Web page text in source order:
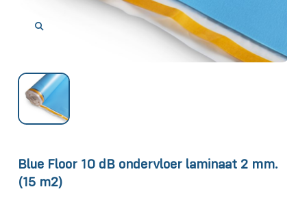
Blue Floor 10 dB ondervloer laminaat 2 mm.
(15 m2)